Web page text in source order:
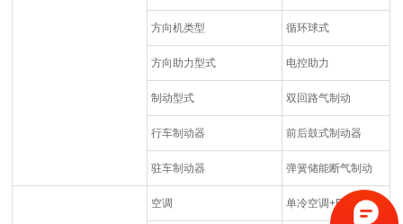
方向机类型 循环球式
方向助力型式 电控助力
制动型式 双回路气制动
行车制动器 前后鼓式制动器
驻车制动器 弹簧储能断气制动
空调 单冷空调+PTC暖风